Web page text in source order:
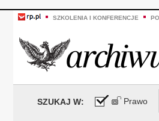
SZKOLENIA I KONFERENCJE
SZUKAJ W: Prawo